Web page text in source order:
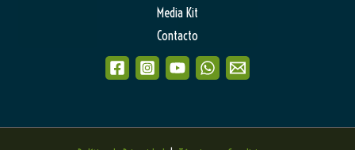
Media Kit
Contacto